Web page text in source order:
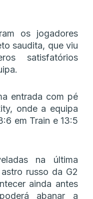
os jogadores
saudita, que viu
satisfatórios
entrada com pé
onde a equipa
em Train e 13:5
na última
russo da G2
ainda antes
abanar a